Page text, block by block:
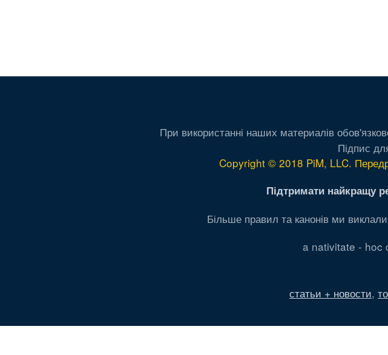
При використанні наших материалів
Підпис
Copyright © 2018 PiM, LLC.
Підтримати найкращу
Більше правил та канонів ми виклали
a nativitate - hoc
статьи + новости,